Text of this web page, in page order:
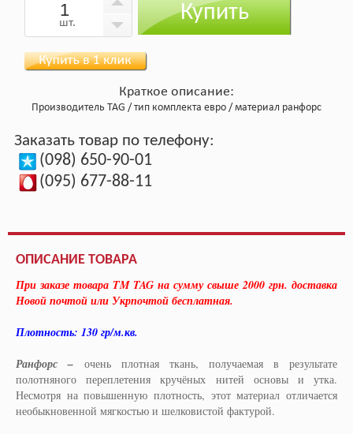
шт. Купить
Краткое описание:
Производитель TAG тип комплекта евро материал ранфорс
Заказать товар по телефону:
(098) 650-90-01
(095) 677-88-11
ОПИСАНИЕ ТОВАРА
При заказе товара TM TAG на сумму свыше 2000 грн. доставка
Новой почтой или Укрпочтой бесплатная.
Плотность: 130 гр/м.кв.
Ранфорс – очень плотная ткань, получаемая в результате
полотняного переплетения кручёных нитей основы и утка.
Несмотря на повышенную плотность, этот материал отличается
необыкновенной мягкостью и шелковистой фактурой.